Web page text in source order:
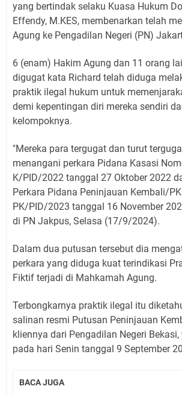
yang bertindak selaku Kuasa Hukum
Effendy, M.KES, membenarkan telah
Agung ke Pengadilan Negeri (PN)
6 (enam) Hakim Agung dan 11 orang
digugat kata Richard telah diduga
praktik ilegal hukum untuk
demi kepentingan diri mereka sendiri
kelompoknya.
"Mereka para tergugat dan turut
menangani perkara Pidana Kasasi
K/PID/2022 tanggal 27 Oktober 2022
Perkara Pidana Peninjauan Kembali/
PK/PID/2023 tanggal 16 November
di PN Jakpus, Selasa (17/9/2024).
Dalam dua putusan tersebut dia
perkara yang diduga kuat terindikasi
Fiktif terjadi di Mahkamah Agung.
Terbongkarnya praktik ilegal itu
salinan resmi Putusan Peninjauan
kliennya dari Pengadilan Negeri
pada hari Senin tanggal 9 September
BACA JUGA